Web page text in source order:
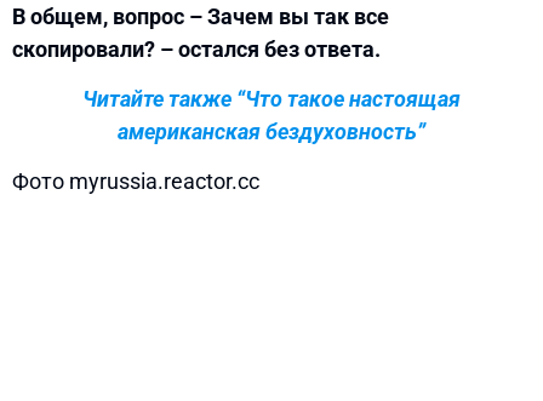
В общем, вопрос – Зачем вы так все
скопировали? – остался без ответа.
Читайте также “Что такое настоящая
американская бездуховность”
Фото myrussia.reactor.cc